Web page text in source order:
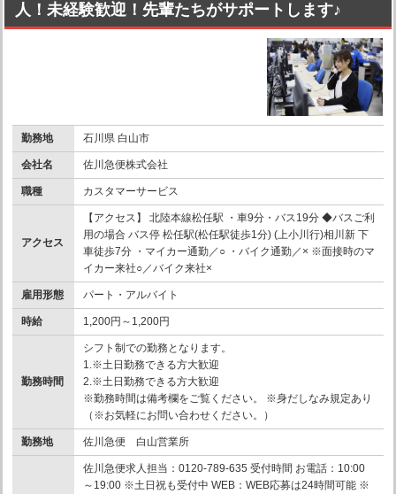
人！未経験歓迎！先輩たちがサポートします♪
勤務地 石川県 白山市
会社名 佐川急便株式会社
職種 カスタマーサービス
アクセス
【アクセス】 北陸本線松任駅 ・車9分・バス19分 ◆バスご利
用の場合 バス停 松任駅(松任駅徒歩1分) (上小川行)相川新 下
車徒歩7分 ・マイカー通勤／○ ・バイク通勤／× ※面接時のマ
イカー来社○／バイク来社×
雇用形態 パート・アルバイト
時給 1,200円～1,200円
勤務時間
シフト制での勤務となります。
1.※土日勤務できる方大歓迎
2.※土日勤務できる方大歓迎
※勤務時間は備考欄をご覧ください。 ※身だしなみ規定あり
（※お気軽にお問い合わせください。）
勤務地 佐川急便 白山営業所
佐川急便求人担当：0120-789-635 受付時間 お電話：10:00
～19:00 ※土日祝も受付中 WEB：WEB応募は24時間可能 ※